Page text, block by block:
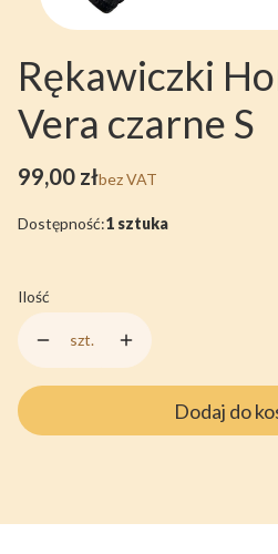
Rękawiczki
Vera czarne S
Cena
99,00 złbez VAT
Dostępność:1 sztuka
Ilość
szt.
Dodaj do